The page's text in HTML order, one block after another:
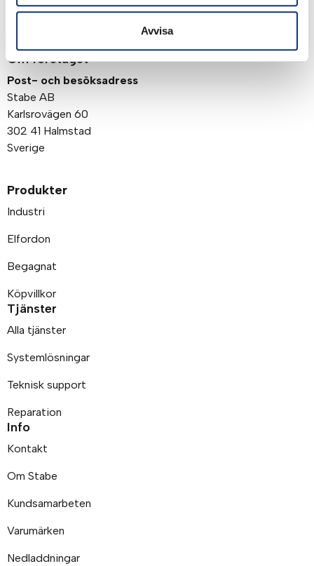
Avvisa
Om företaget
Post- och besöksadress
Stabe AB
Karlsrovägen 60
302 41 Halmstad
Sverige
Produkter
Industri
Elfordon
Begagnat
Köpvillkor
Tjänster
Alla tjänster
Systemlösningar
Teknisk support
Reparation
Info
Kontakt
Om Stabe
Kundsamarbeten
Varumärken
Nedladdningar